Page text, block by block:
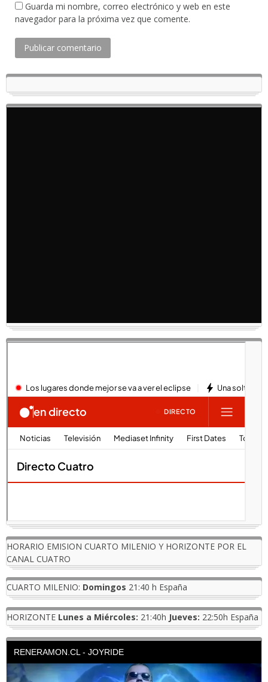
Guarda mi nombre, correo electrónico y web en este
navegador para la próxima vez que comente.
HORARIO EMISION CUARTO MILENIO Y HORIZONTE POR EL
CANAL CUATRO
CUARTO MILENIO: Domingos 21:40 h España
HORIZONTE Lunes a Miércoles: 21:40h Jueves: 22:50h España